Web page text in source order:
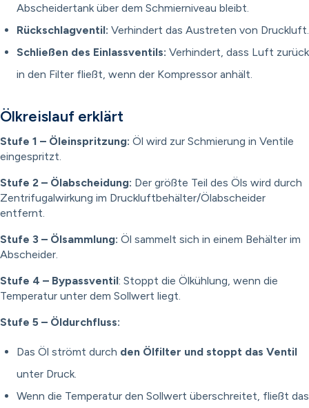
Abscheidertank über dem Schmierniveau bleibt.
Rückschlagventil: Verhindert das Austreten von Druckluft.
Schließen des Einlassventils: Verhindert, dass Luft zurück
in den Filter fließt, wenn der Kompressor anhält.
Ölkreislauf erklärt
Stufe 1 – Öleinspritzung: Öl wird zur Schmierung in Ventile
eingespritzt.
Stufe 2 – Ölabscheidung: Der größte Teil des Öls wird durch
Zentrifugalwirkung im Druckluftbehälter/Ölabscheider
entfernt.
Stufe 3 – Ölsammlung: Öl sammelt sich in einem Behälter im
Abscheider.
Stufe 4 – Bypassventil: Stoppt die Ölkühlung, wenn die
Temperatur unter dem Sollwert liegt.
Stufe 5 – Öldurchfluss:
Das Öl strömt durch den Ölfilter und stoppt das Ventil
unter Druck.
Wenn die Temperatur den Sollwert überschreitet, fließt das